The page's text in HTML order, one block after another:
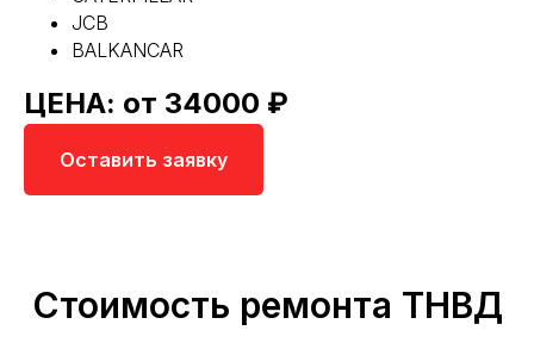
JCB
BALKANCAR
ЦЕНА: от 34000 ₽
Оставить заявку
Стоимость ремонта ТНВД